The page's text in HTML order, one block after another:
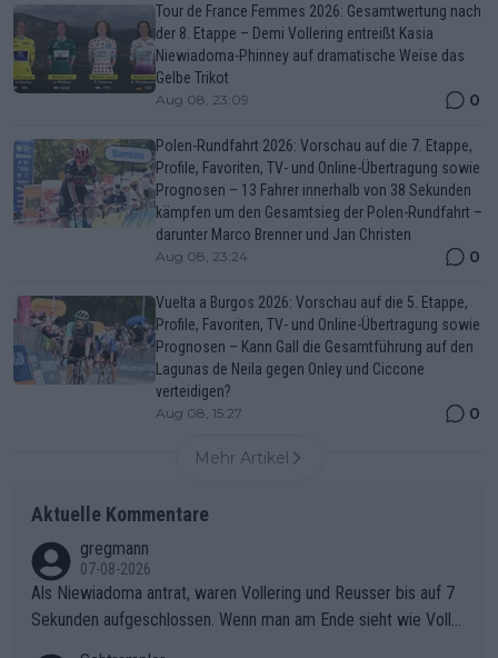
Tour de France Femmes 2026: Gesamtwertung nach
der 8. Etappe – Demi Vollering entreißt Kasia
Niewiadoma-Phinney auf dramatische Weise das
Gelbe Trikot
Aug 08, 23:09 0
Polen-Rundfahrt 2026: Vorschau auf die 7. Etappe,
Profile, Favoriten, TV- und Online-Übertragung sowie
Prognosen – 13 Fahrer innerhalb von 38 Sekunden
kämpfen um den Gesamtsieg der Polen-Rundfahrt –
darunter Marco Brenner und Jan Christen
Aug 08, 23:24 0
Vuelta a Burgos 2026: Vorschau auf die 5. Etappe,
Profile, Favoriten, TV- und Online-Übertragung sowie
Prognosen – Kann Gall die Gesamtführung auf den
Lagunas de Neila gegen Onley und Ciccone
verteidigen?
Aug 08, 15:27 0
Mehr Artikel
Aktuelle Kommentare
gregmann
07-08-2026
Als Niewiadoma antrat, waren Vollering und Reusser bis auf 7
Sekunden aufgeschlossen. Wenn man am Ende sieht wie Voller